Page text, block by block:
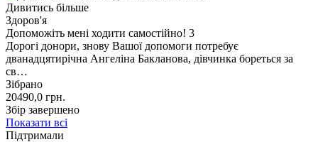
Дивитись більше
Здоров'я
Допоможіть мені ходити самостійно! 3
Дорогі донори, знову Вашої допомоги потребує
дванадцятирічна Ангеліна Бакланова, дівчинка бореться за
св…
Зібрано
20490,0 грн.
Збір завершено
Показати всі
Підтримали